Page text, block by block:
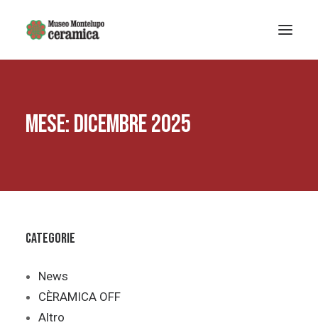
MUSEO DELLA CERAMICA
Arte Contemporanea
Mostre e eventi
MESE: DICEMBRE 2025
Categorie
News
CÈRAMICA OFF
Altro